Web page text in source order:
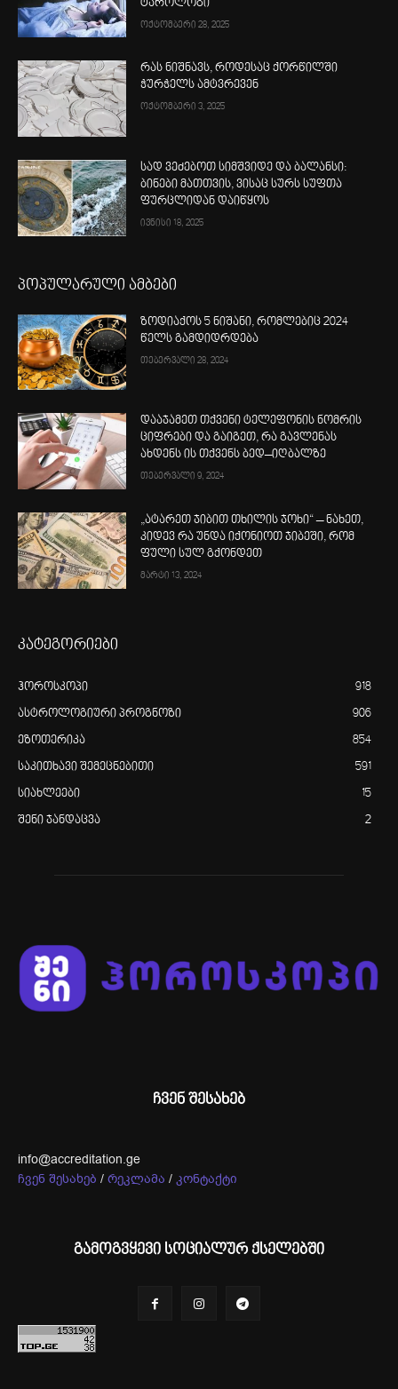
ტაროლოგი
ოქტომბერი 28, 2025
რას ნიშნავს, როდესაც ქორწილში
ჭურჭელს ამტვრევენ
ოქტომბერი 3, 2025
სად ვეძებოთ სიმშვიდე და ბალანსი:
ბინები მათთვის, ვისაც სურს სუფთა
ფურცლიდან დაიწყოს
ივნისი 18, 2025
პოპულარული ამბები
ზოდიაქოს 5 ნიშანი, რომლებიც 2024
წელს გამდიდრდება
თებერვალი 28, 2024
დააჯამეთ თქვენი ტელეფონის ნომრის
ციფრები და გაიგეთ, რა გავლენას
ახდენს ის თქვენს ბედ–იღბალზე
თებერვალი 9, 2024
„ატარეთ ჯიბით თხილის ჯოხი“ – ნახეთ,
კიდევ რა უნდა იქონიოთ ჯიბეში, რომ
ფული სულ გქონდეთ
მარტი 13, 2024
კატეგორიები
ჰოროსკოპი 918
ასტროლოგიური პროგნოზი 906
ეზოთერიკა 854
საკითხავი შემეცნებითი 591
სიახლეები 15
შენი ჯანდაცვა 2
ჩვენ შესახებ
info@accreditation.ge
ჩვენ შესახებ / რეკლამა / კონტაქტი
გამოგვყევი სოციალურ ქსელებში